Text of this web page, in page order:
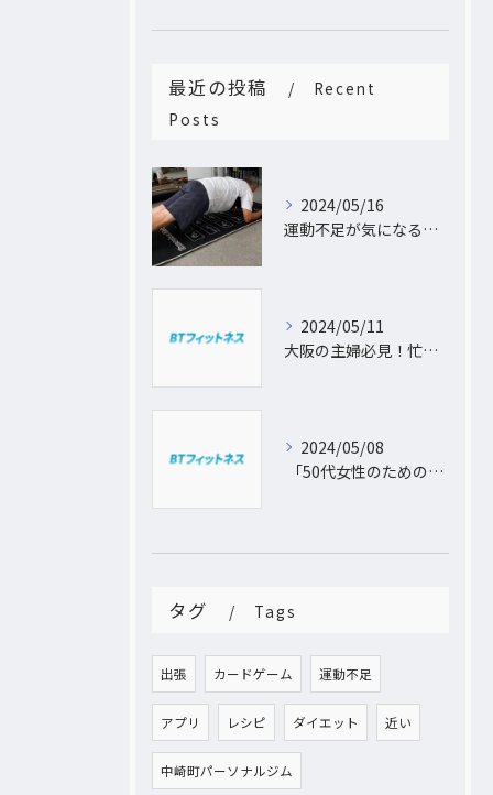
最近の投稿
Recent
Posts
2024/05/16
運動不足が気になるあなたへ。大阪中崎町で自宅にパーソナルトレーナーがおうかがし!プライベート空間で理想のカラダづくり
2024/05/11
大阪の主婦必見！忙しい日常に合わせた出張パーソナルトレーニングで理想のボディを手に入れよう
2024/05/08
「50代女性のためのパーソナルトレーニング！運動不足から脱出し、理想の体型を手に入れよう」
タグ Tags
出張 カードゲーム 運動不足
アプリ レシピ ダイエット 近い
中崎町パーソナルジム